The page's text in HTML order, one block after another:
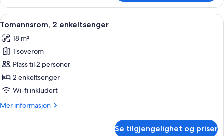
1
queensize-
seng,
Åpne
alle
bildene
av
Tomannsrom,
2
enkeltsenger
Tomannsrom, 2 enkeltsenger |
4
Tomannsrom, 2 enkeltsenger
18 m²
1 soverom
Plass til 2 personer
2 enkeltsenger
Wi-fi inkludert
Mer informasjon
Mer
Se tilgjengelighet og priser